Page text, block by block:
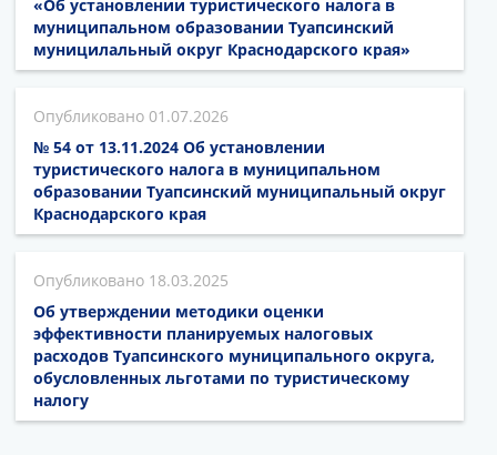
«Об установлении туристического налога в
муниципальном образовании Туапсинский
муницилальный округ Краснодарского края»
01.07.2026
№ 54 от 13.11.2024 Об установлении
туристического налога в муниципальном
образовании Туапсинский муниципальный округ
Краснодарского края
18.03.2025
Об утверждении методики оценки
эффективности планируемых налоговых
расходов Туапсинского муниципального округа,
обусловленных льготами по туристическому
налогу